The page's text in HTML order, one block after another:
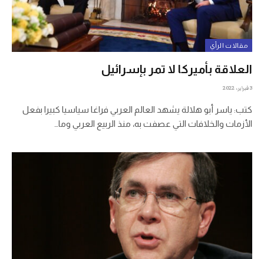
مقالات الرأي
العلاقة بأميركا لا تمر بإسرائيل
3 فبراير، 2022
كتب: ياسر أبو هلالة يشهد العالم العربي فراغا سياسيا كبيرا بفعل
الأزمات والخلافات التي عصفت به، منذ الربيع العربي وما…